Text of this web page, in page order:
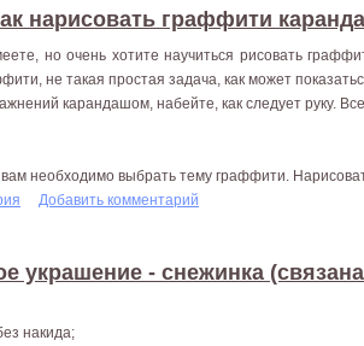
нарисовать граффити
но очень хотите научиться рисовать
не такая простая задача, как может
карандашом, набейте, как следует руку.
необходимо выбрать тему граффити.
Добавить комментарий
украшение - снежинка
накида;